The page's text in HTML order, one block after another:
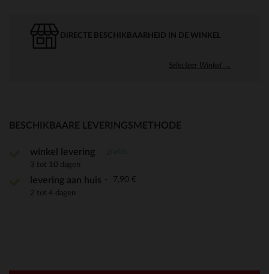
DIRECTE BESCHIKBAARHEID IN DE WINKEL
Selecteer Winkel →
BESCHIKBAARE LEVERINGSMETHODE
winkel levering
3 tot 10 dagen
levering aan huis 7,90 €
2 tot 4 dagen